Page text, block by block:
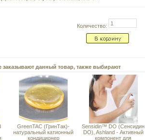
Количество:
заказывают данный товар, также выбирают
GreenTAC (ГринТак)-
натуральный катионный
кондиционер
Sensidin™ DO (Сенсидин
DO), Ashland - Активный
компонент для